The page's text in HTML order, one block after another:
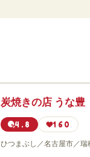
炭焼きの店 うな豊
4.8 160
ひつまぶし 名古屋市 瑞